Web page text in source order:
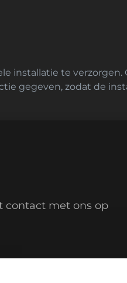
installatie te verzorgen.
gegeven, zodat de
contact met ons op